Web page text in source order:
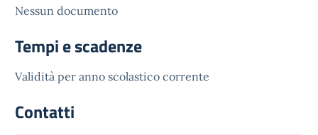
Nessun documento
Tempi e scadenze
Validità per anno scolastico corrente
Contatti